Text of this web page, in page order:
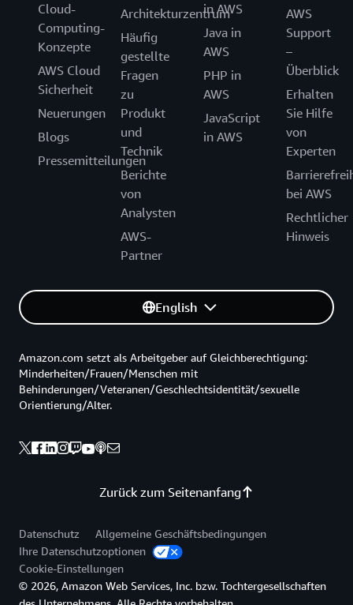
Cloud-
Computing-
Konzepte
AWS Cloud
Sicherheit
Neuerungen
Blogs
Pressemitteilungen
Architekturzentrum
Häufig
gestellte
Fragen
zu
Produkt
und
Technik
Berichte
von
Analysten
AWS-
Partner
in AWS
Java in
AWS
PHP in
AWS
JavaScript
in AWS
AWS
Support
–
Überblick
Erhalten
Sie Hilfe
von
Experten
bei AWS
Rechtlicher
Hinweis
English
Zurück zum Seitenanfang
Amazon.com setzt als Arbeitgeber auf Gleichberechtigung:
Minderheiten/Frauen/Menschen mit
Behinderungen/Veteranen/Geschlechtsidentität/sexuelle
Orientierung/Alter.
Datenschutz
Allgemeine Geschäftsbedingungen
Ihre Datenschutzoptionen
Cookie-Einstellungen
© 2026, Amazon Web Services, Inc. bzw. Tochtergesellschaften